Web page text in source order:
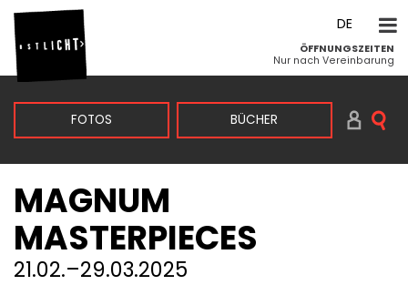
ÖFFNUNGSZEITEN
Nur nach Vereinbarung
DE
EN
FOTOS BÜCHER
VINTAGE & KLASSIKER
ZEITGENÖSSISCH
AKTUELLE AUSSTELLUNG
KÜNSTLER:INNEN
MAGNUM
MASTERPIECES
21.02.–29.03.2025